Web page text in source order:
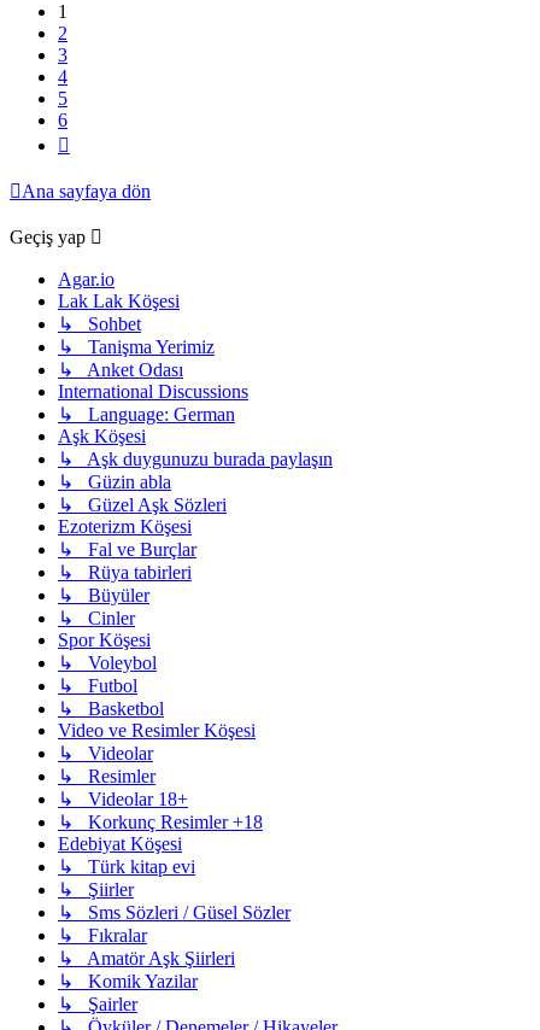
1
2
3
4
5
6
Ana sayfaya dön
Geçiş yap
Agar.io
Lak Lak Köşesi
↳ Sohbet
↳ Tanişma Yerimiz
↳ Anket Odası
International Discussions
↳ Language: German
Aşk Köşesi
↳ Aşk duygunuzu burada paylaşın
↳ Güzin abla
↳ Güzel Aşk Sözleri
Ezoterizm Köşesi
↳ Fal ve Burçlar
↳ Rüya tabirleri
↳ Büyüler
↳ Cinler
Spor Köşesi
↳ Voleybol
↳ Futbol
↳ Basketbol
Video ve Resimler Köşesi
↳ Videolar
↳ Resimler
↳ Videolar 18+
↳ Korkunç Resimler +18
Edebiyat Köşesi
↳ Türk kitap evi
↳ Şiirler
↳ Sms Sözleri / Güsel Sözler
↳ Fıkralar
↳ Amatör Aşk Şiirleri
↳ Komik Yazilar
↳ Şairler